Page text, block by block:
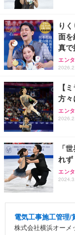
り
面
真
エン
【
方々
エン
「
れず
エン
電気工事施工管理/
株式会社横浜オーメ